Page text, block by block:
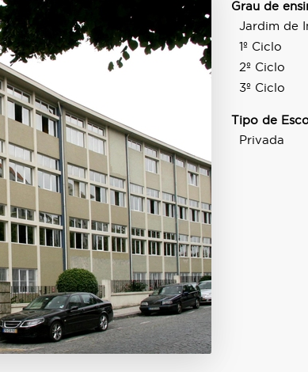
Grau de
Jardim de
1º Ciclo
2º Ciclo
3º Ciclo
Tipo de
Privada